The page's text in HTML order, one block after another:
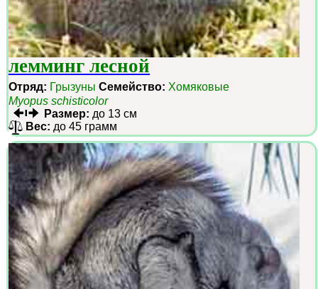
лемминг лесной
Отряд: Грызуны Семейство: Хомяковые
Myopus schisticolor
Размер: до 13 см
Вес: до 45 грамм